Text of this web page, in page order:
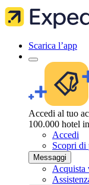
Scarica l’app
Accedi al tuo
100.000 hotel
Accedi
Scopri di
Messaggi
Acquista